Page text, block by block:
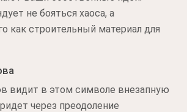
не бояться хаоса, а
как строительный материал для
видит в этом символе внезапную
через преодоление